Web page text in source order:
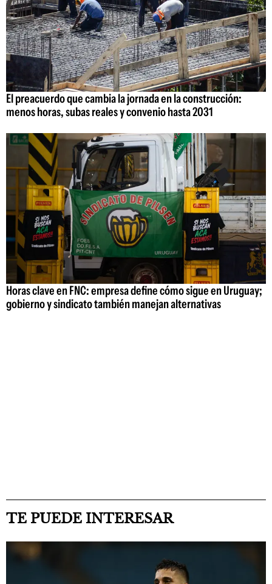
El preacuerdo que cambia la jornada en la construcción:
menos horas, subas reales y convenio hasta 2031
Horas clave en FNC: empresa define cómo sigue en Uruguay;
gobierno y sindicato también manejan alternativas
TE PUEDE INTERESAR